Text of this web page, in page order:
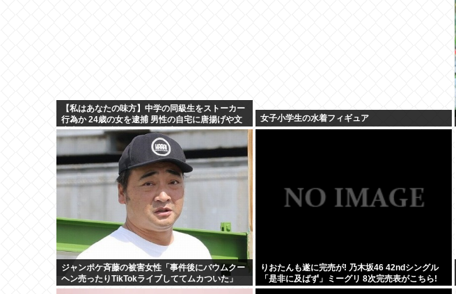
【私はあなたの味方】中学の同級生をストーカー
行為か 24歳の女を逮捕 男性の自宅に唐揚げや文
庫本など繰り返し届ける / 兵庫県
女子小学生の水着フィギュア
ジャンポケ斉藤の被害女性「事件後にバウムクー
ヘン売ったりTikTokライブしててムカついた」
りおたんも遂に完売が! 乃木坂46 42ndシングル
「是非に及ばず」ミーグリ 8次完売表がこちら!